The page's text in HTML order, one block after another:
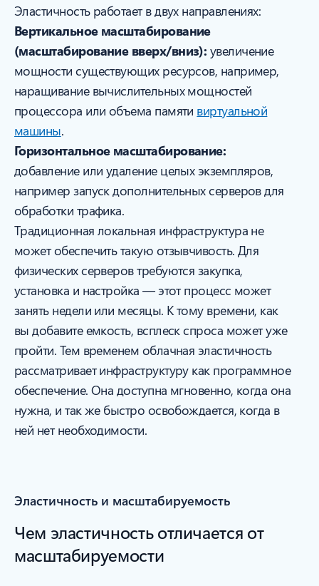
Эластичность работает в двух направлениях:
Вертикальное масштабирование
(масштабирование вверх/вниз): увеличение
мощности существующих ресурсов, например,
наращивание вычислительных мощностей
процессора или объема памяти виртуальной
машины.
Горизонтальное масштабирование:
добавление или удаление целых экземпляров,
например запуск дополнительных серверов для
обработки трафика.
Традиционная локальная инфраструктура не
может обеспечить такую отзывчивость. Для
физических серверов требуются закупка,
установка и настройка — этот процесс может
занять недели или месяцы. К тому времени, как
вы добавите емкость, всплеск спроса может уже
пройти. Тем временем облачная эластичность
рассматривает инфраструктуру как программное
обеспечение. Она доступна мгновенно, когда она
нужна, и так же быстро освобождается, когда в
ней нет необходимости.
Эластичность и масштабируемость
Чем эластичность отличается от
масштабируемости